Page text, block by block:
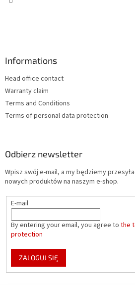
Informations
Head office contact
Warranty claim
Terms and Conditions
Terms of personal data protection
Odbierz newsletter
Wpisz swój e-mail, a my będziemy
nowych produktów na naszym e-shop.
E-mail
By entering your email, you agree to the
protection
ZALOGUJ SIĘ